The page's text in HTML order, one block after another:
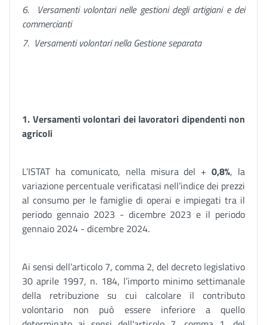
6.
Versamenti volontari nelle gestioni degli artigiani e dei
commercianti
7. Versamenti volontari nella Gestione separata
1. Versamenti volontari dei lavoratori dipendenti non
agricoli
L’ISTAT ha comunicato, nella misura del +0,8%, la
variazione percentuale verificatasi nell’indice dei prezzi
al consumo per le famiglie di operai e impiegati tra il
periodo gennaio 2023 - dicembre 2023 e il periodo
gennaio 2024 - dicembre 2024.
Ai sensi dell’articolo 7, comma 2, del decreto legislativo
30 aprile 1997, n. 184, l’importo minimo settimanale
della retribuzione su cui calcolare il contributo
volontario non può essere inferiore a quello